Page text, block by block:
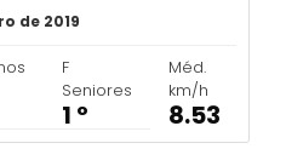
de 2019
F
Seniores
1 º
Méd.
km/h
8.53